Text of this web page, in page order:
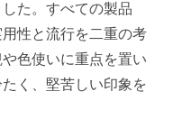
た。すべての製品
性と流行を二重の考
色使いに重点を置い
く、堅苦しい印象を